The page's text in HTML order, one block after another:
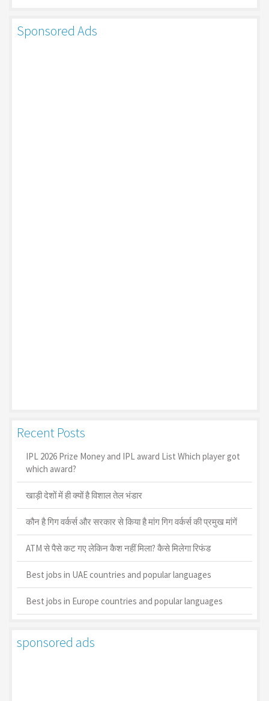
Sponsored Ads
Recent Posts
IPL 2026 Prize Money and IPL award List Which player got
which award?
खाड़ी देशों में ही क्यों है व‍िशाल तेल भंडार
कौन है गिग वर्कर्स और सरकार से किया है मांग गिग वर्कर्स की प्रमुख मांगें
ATM से पैसे कट गए लेकिन कैश नहीं मिला? कैसे मिलेगा रिफंड
Best jobs in UAE countries and popular languages
Best jobs in Europe countries and popular languages
sponsored ads